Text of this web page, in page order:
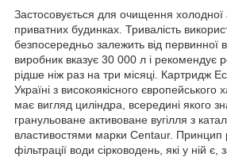
Застосовується для очищення холодної
приватних будинках. Тривалість
безпосередньо залежить від первинної
виробник вказує 30 000 л і рекомендує
рідше ніж раз на три місяці. Картридж
Україні з високоякісного європейського
має вигляд циліндра, всередині якого
гранульоване активоване вугілля з
властивостями марки Centaur. Принцип
фільтрації води сірководень, які у ній є,